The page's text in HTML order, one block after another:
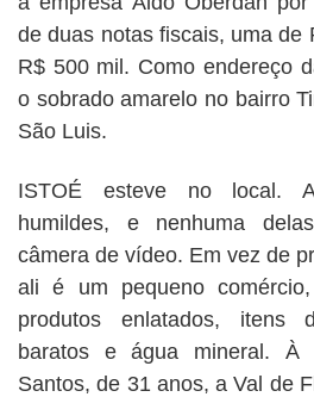
de duas notas fiscais, uma de
R$ 500 mil. Como endereço
o sobrado amarelo no bairro
São Luis.
ISTOÉ esteve no local.
humildes, e nenhuma
câmera de vídeo. Em vez de
ali é um pequeno
produtos enlatados, itens
baratos e água mineral. À
Santos, de 31 anos, a Val de